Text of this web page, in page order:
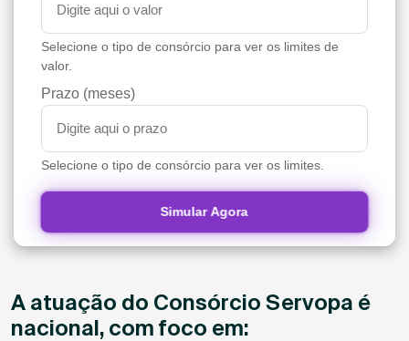
Selecione o tipo de consórcio para ver os limites de
valor.
Prazo (meses)
Selecione o tipo de consórcio para ver os limites.
Simular Agora
A atuação do Consórcio Servopa é
nacional, com foco em: